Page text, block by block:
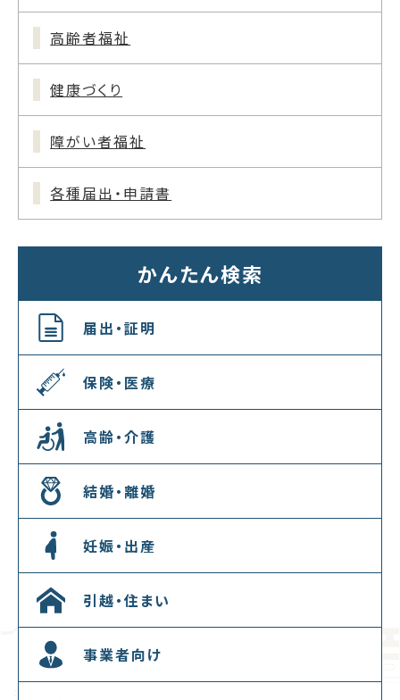
高齢者福祉
健康づくり
障がい者福祉
各種届出・申請書
かんたん検索
届出・証明
保険・医療
高齢・介護
結婚・離婚
妊娠・出産
引越・住まい
事業者向け